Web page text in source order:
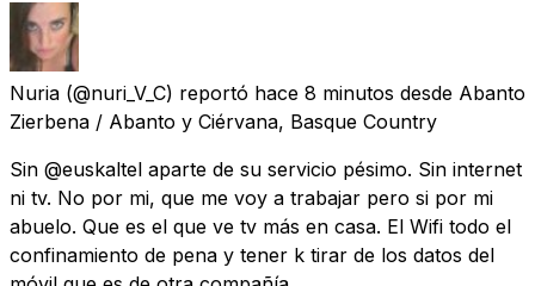
Nuria (@nuri_V_C) reportó hace 8 minutos desde Abanto
Zierbena / Abanto y Ciérvana, Basque Country
Sin @euskaltel aparte de su servicio pésimo. Sin internet
ni tv. No por mi, que me voy a trabajar pero si por mi
abuelo. Que es el que ve tv más en casa. El Wifi todo el
confinamiento de pena y tener k tirar de los datos del